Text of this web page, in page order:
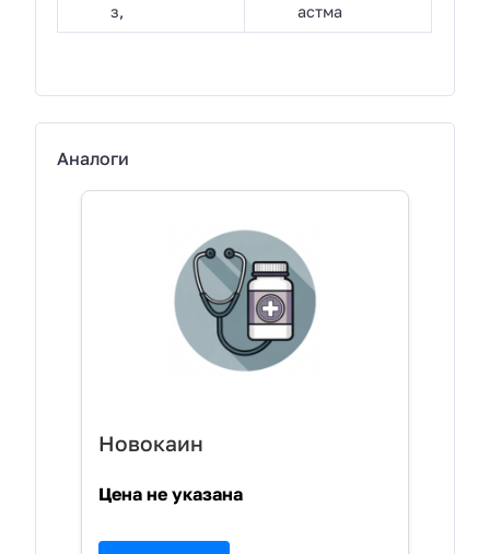
з,
астма
Аналоги
Новокаин
Цена не указана